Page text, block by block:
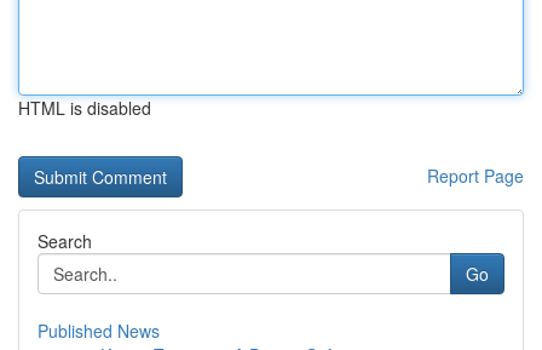
HTML is disabled
Report Page
Search
Go
Published News